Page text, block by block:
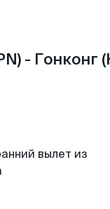
- Гонконг
вылет из